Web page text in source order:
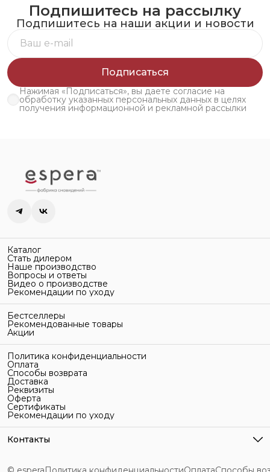
Подпишитесь на рассылку
Подпишитесь на наши акции и новости
Подписаться
Нажимая «Подписаться», вы даете согласие на
обработку указанных персональных данных в целях
получения информационной и рекламной рассылки
Каталог
Стать дилером
Наше производство
Вопросы и ответы
Видео о производстве
Рекомендации по уходу
Бестселлеры
Рекомендованные товары
Акции
Политика конфиденциальности
Оплата
Способы возврата
Доставка
Реквизиты
Оферта
Сертификаты
Рекомендации по уходу
Контакты